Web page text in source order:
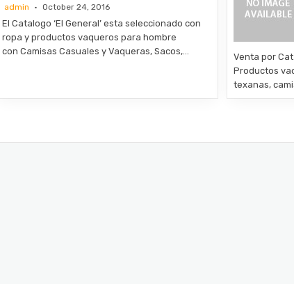
admin October 24, 2016
El Catalogo ‘El General’ esta seleccionado con
ropa y productos vaqueros para hombre
con Camisas Casuales y Vaqueras, Sacos,…
Venta por
Productos
texanas,